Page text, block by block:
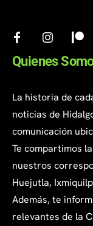
Quienes
La historia de
noticias de
comunicación
Te compartimos
nuestros
Huejutla,
Además, te
relevantes de la